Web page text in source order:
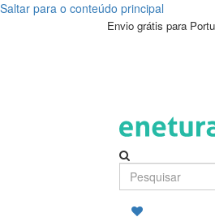
Saltar para o conteúdo principal
Envio grátis para